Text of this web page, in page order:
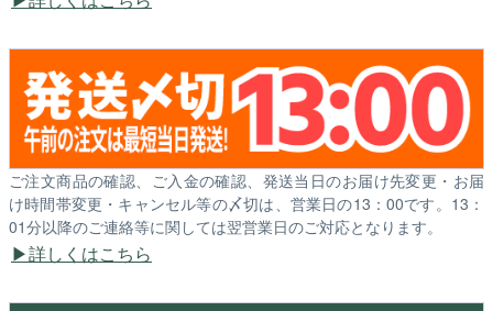
ご注文商品の確認、ご入金の確認、発送当日のお届け先変更・お届
け時間帯変更・キャンセル等の〆切は、営業日の13：00です。13：
01分以降のご連絡等に関しては翌営業日のご対応となります。
詳しくはこちら